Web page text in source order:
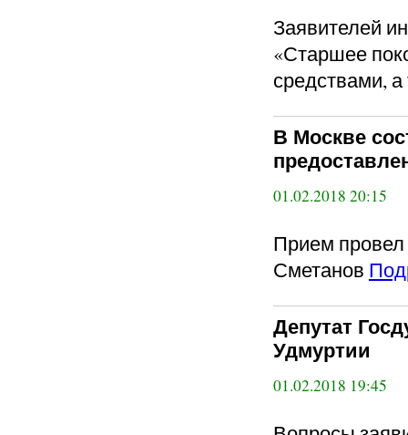
Заявителей
«Старшее
средствами,
В Москве
01.02.2018 20:15
Прием
Сметанов
Депутат
Удмуртии
01.02.2018 19:45